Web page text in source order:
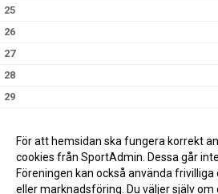
25
26
27
28
29
För att hemsidan ska fungera korrekt
cookies från SportAdmin. Dessa går
Föreningen kan också använda
eller marknadsföring. Du väljer själv om